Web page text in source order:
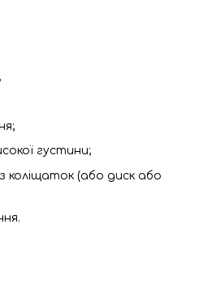
густини;
коліщаток (або диск або